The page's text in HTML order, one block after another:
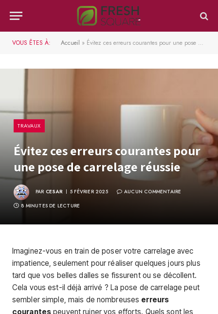
VOUS ÊTES À: Accueil » Évitez ces erreurs courantes pour une pose de carrelage réussie
TRAVAUX
Évitez ces erreurs courantes pour
une pose de carrelage réussie
PAR CESAR 5 FÉVRIER 2025
AUCUN COMMENTAIRE
8 MINUTES DE LECTURE
Imaginez-vous en train de poser votre carrelage avec
impatience, seulement pour réaliser quelques jours plus
tard que vos belles dalles se fissurent ou se décollent.
Cela vous est-il déjà arrivé ? La pose de carrelage peut
sembler simple, mais de nombreuses erreurs
courantes peuvent ruiner vos efforts. Quels sont les